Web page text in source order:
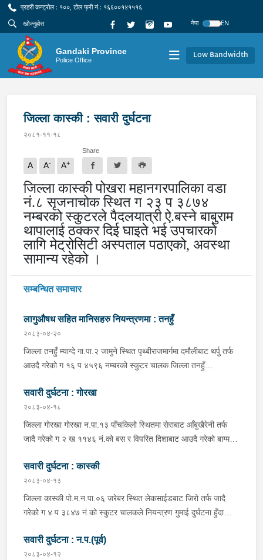
प्रहरी कन्ट्रोल : १००, टोल फ्री नं.: १६६००१४१५१६
नेपा
EN
Gandaki Province
Police Office Low Bandwidth
जिल्ला कास्की : सवारी दुर्घटना
२०८१-११-१८
A A- A+
Share
जिल्ला कास्की पोखरा महानगरपालिका वडा
नं.८ सृजनाचोक स्थित ग २३ प ३८७४
नम्बरको स्कुटरले पैदलयात्री ऐ.बस्ने बाबुराम
थापालाई ठक्कर दिई घाइते भई उपचारको
लागि मेट्रोसिटी अस्पताल पठाएको, अवस्था
सामान्य रहेको ।
सम्बन्धित समाचार
लागुऔषध सहित मानिसहरु नियन्त्रणमा : तनहुँ
२०८३-०४-२०
जिल्ला तनहुँ म्याग्दे गा.पा.२ जामुने स्थित पृथ्बीराजमार्गमा दमौलीबाट थर्पु तर्फ
आउदै गरेको ग १६ प ४५९६ नम्बरको स्कुटर चालक जिल्ला तनहुँ
ऐ.५ बस्ने बर्ष ३४ को नरजंग राना स्कुटर रोकी सर्भिस लेनमा बसीरहेको
अबस्थामा थर्पुबाट खटिएको प्रहरी टोलिले शंकास्पद लागि चेकजाँच गर्ने
क्रममा निज अमन पौडेलको साथबाट र स्कुटरको डिक्की भित्रबाट गरी
प्रतिबन्धित लागुऔषध फेनारागन ११ एम्पुल, डाइजेपाम ११ एम्पुल, नुर्फिन ११
भइरहेको ।
सवारी दुर्घटना : गोरखा
२०८३-०४-१८
जिल्ला गोरखा गोरखा न.पा.१३ पाँचकिलो स्थितमा सेराबाट आँबुखैरेनी तर्फ
जादै गरेको ग २ ख ११४६ नं.को बस र विपरित दिशाबाट आउदै गरेको बाग्मती
जिल्ला गोरखा सहिदलखन गा.पा.१ बक्राङ बस्ने वर्ष ३४ को विवश वि.क,
सवार वर्ष २७ को शंकर बिश्वकर्मा, शंकर वि.क को छोरी १५ महिनाकी प्रभा
विश्वकर्मा, बस चालक जिल्ला गोरखा पालुङटार न.पा.६ बस्ने वर्ष ३० को
मिलन गुरुङ. गोरखा न.पा.१३ देउराली बस्ने वर्ष ४२ को कृष्णा राम नराल
पठाएको ।
सवारी दुर्घटना : कास्की
२०८३-०४-१३
जिल्ला कास्की पो.म.न.पा.०६ जरेबर स्थित लेकसाईडबाट जिरो तर्फ जादै
गरेको ग ४ प ३८४७ नं.को स्कुटर चालकले नियन्त्रण गुमाई दुर्घटना हुँदा
अर्चलबोट बस्ने बर्ष २४ कि शान्ति नेपाली घाईते भई उपचारको लागि G.M.C
अस्पताल पठाइएको ।
सवारी दुर्घटना : न.प.(पूर्व)
२०८३-०४-१२